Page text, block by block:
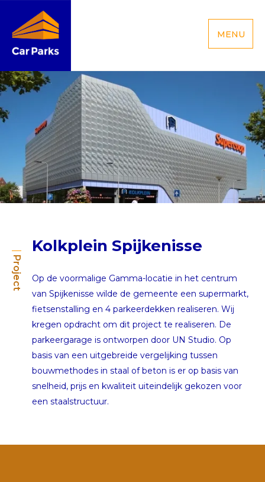
MENU
Project
Kolkplein Spijkenisse
Op de voormalige Gamma-locatie in het centrum
van Spijkenisse wilde de gemeente een supermarkt,
fietsenstalling en 4 parkeerdekken realiseren. Wij
kregen opdracht om dit project te realiseren. De
parkeergarage is ontworpen door UN Studio. Op
basis van een uitgebreide vergelijking tussen
bouwmethodes in staal of beton is er op basis van
snelheid, prijs en kwaliteit uiteindelijk gekozen voor
een staalstructuur.